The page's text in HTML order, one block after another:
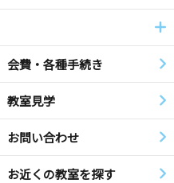
会費・各種手続き
教室見学
お問い合わせ
お近くの教室を探す